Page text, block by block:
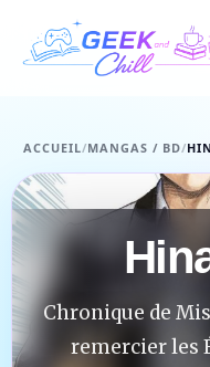
ACCUEIL/MANGAS / BD/
Chronique de
remercier les